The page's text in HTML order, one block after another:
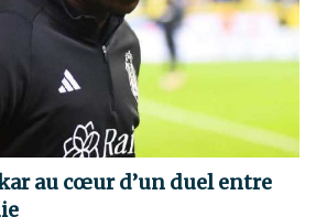
au cœur d’un duel entre